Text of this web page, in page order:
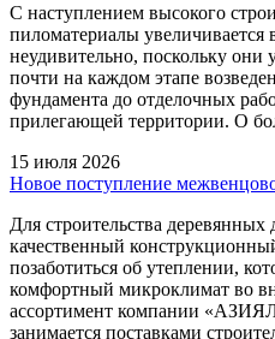
С наступлением высокого
пиломатериалы увеличивается
неудивительно, поскольку они
почти на каждом этапе
фундамента до отделочных
прилегающей территории. О
15 июля 2026
Новое поступление
Для строительства
качественный
позаботиться об утеплении,
комфортный микроклимат во
ассортимент компании
занимается поставками